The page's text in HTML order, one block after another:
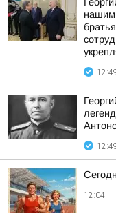
12:04